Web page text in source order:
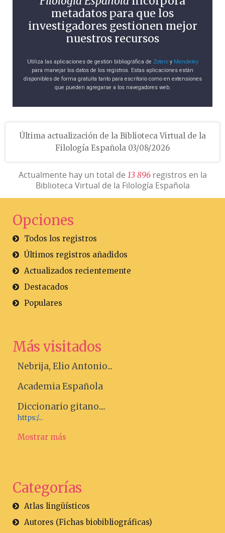
metadatos para que los
investigadores gestionen mejor
nuestros recursos
Utiliza las aplicaciones de gestión bibliográfica de Zoteroy Mendeley
para manejar los datos de los registros. Estas aplicaciones están
disponibles de forma gratuita tanto para escritorio como en extensiones
que pueden agregarse a los navegadores web.
Última actualización de la Biblioteca Virtual de la
Filología Española 03/08/2026
Actualmente hay un total de 13 896registros en la
Biblioteca Virtual de la Filología Española
Opciones
Todos los registros
Últimos registros añadidos
Actualizados recientemente
Destacados
Populares
Más visitados
Nebrija, Elio Antonio...
Academia Española
Diccionario gitano....
https:/...
Mostrar más
Categorías
Atlas lingüísticos
Autores (Fichas biobibliográficas)